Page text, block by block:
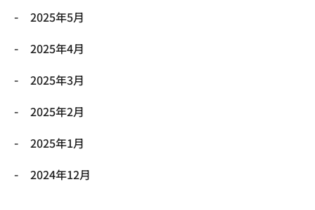
2025年5月
2025年4月
2025年3月
2025年2月
2025年1月
2024年12月